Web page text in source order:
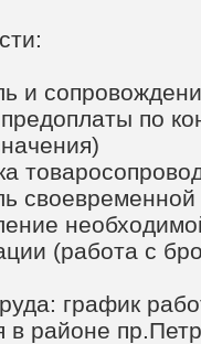
и
по
(работа с
график
в районе